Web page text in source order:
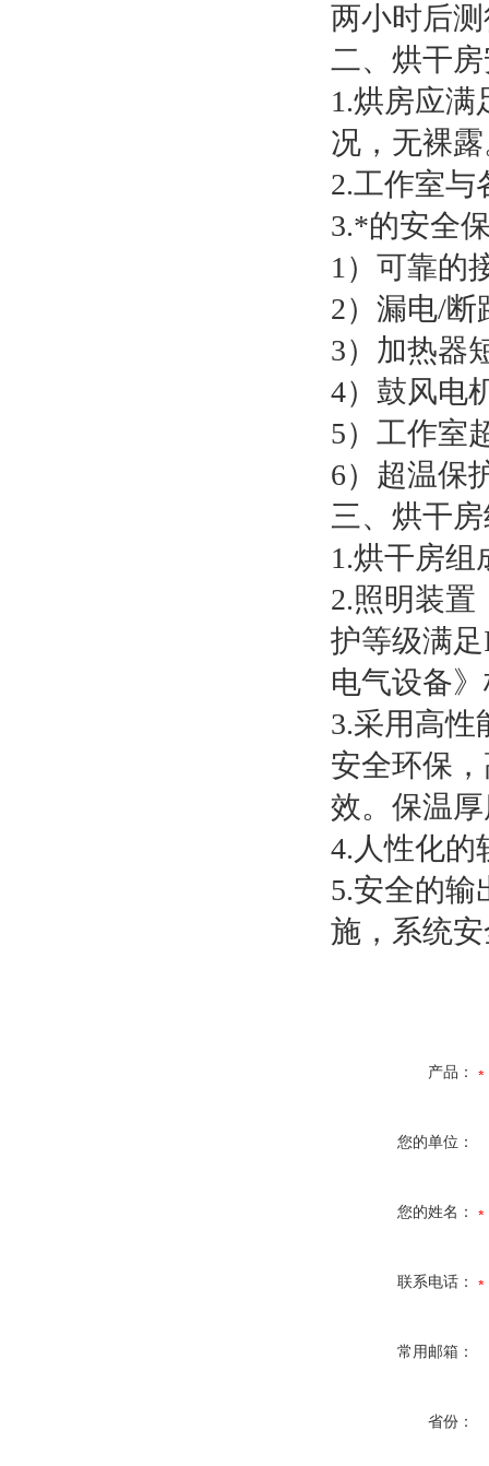
两小时后
二、烘干
1.烘房应
况，无裸
2.工作室
3.*的安全
1）可靠的
2）漏电/断
3）加热器
4）鼓风电
5）工作室
6）超温保
三、烘干
1.烘干房
2.照明装置
护等级满
电气设备
3.采用高性
安全环保
效。保温厚
4.人性化的
5.安全的输
施，系统
产品：
您的单位：
您的姓名：
联系电话：
常用邮箱：
省份：